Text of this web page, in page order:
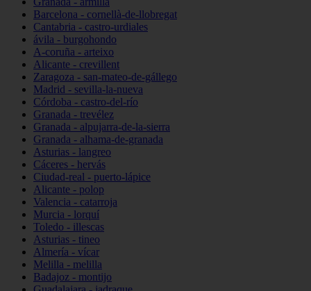
Barcelona - cornellà-de-llobregat
Cantabria - castro-urdiales
ávila - burgohondo
A-coruña - arteixo
Alicante - crevillent
Zaragoza - san-mateo-de-gállego
Madrid - sevilla-la-nueva
Córdoba - castro-del-río
Granada - trevélez
Granada - alpujarra-de-la-sierra
Granada - alhama-de-granada
Asturias - langreo
Cáceres - hervás
Ciudad-real - puerto-lápice
Alicante - polop
Valencia - catarroja
Murcia - lorquí
Toledo - illescas
Asturias - tineo
Almería - vícar
Melilla - melilla
Badajoz - montijo